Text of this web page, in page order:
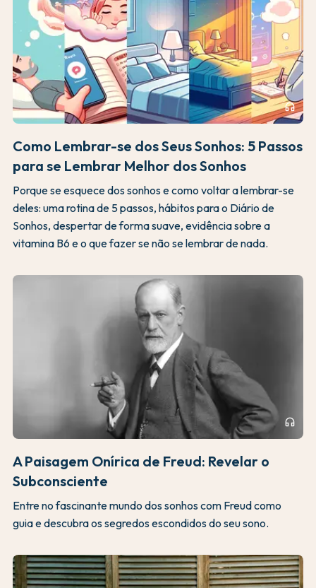
headphones
Como Lembrar-se dos Seus Sonhos: 5 Passos
para se Lembrar Melhor dos Sonhos
Porque se esquece dos sonhos e como voltar a lembrar-se
deles: uma rotina de 5 passos, hábitos para o Diário de
Sonhos, despertar de forma suave, evidência sobre a
vitamina B6 e o que fazer se não se lembrar de nada.
headphones
A Paisagem Onírica de Freud: Revelar o
Subconsciente
Entre no fascinante mundo dos sonhos com Freud como
guia e descubra os segredos escondidos do seu sono.